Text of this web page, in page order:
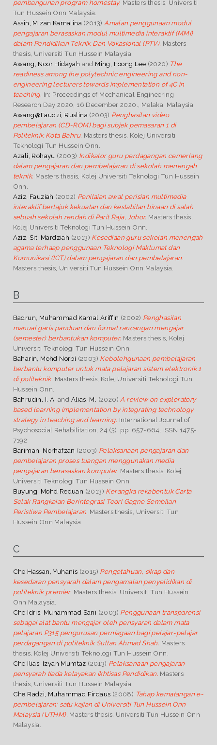
pembangunan program homestay. Masters thesis, Universiti
Tun Hussein Onn Malaysia.
Assin, Mizan Kamalina (2013) Amalan penggunaan modul
pengajaran berasaskan modul multimedia interaktif (MMI)
dalam Pendidikan Teknik Dan Vokasional (PTV). Masters
thesis, Universiti Tun Hussein Malaysia.
Awang, Noor Hidayah and Ming, Foong Lee (2020) The
readiness among the polytechnic engineering and non-
engineering lecturers towards implementation of 4C in
teaching. In: Proceedings of Mechanical Engineering
Research Day 2020, 16 December 2020., Melaka, Malaysia.
Awang@Faudzi, Ruslina (2003) Penghasilan video
pembelajaran (CD-ROM) bagi subjek pemasaran 1 di
Politeknik Kota Bahru. Masters thesis, Kolej Universiti
Teknologi Tun Hussein Onn.
Azali, Rohayu (2003) Indikator guru perdagangan cemerlang
dalam pengajaran dan pembelajaran di sekolah menengah
teknik. Masters thesis, Kolej Universiti Teknologi Tun Hussein
Onn.
Aziz, Fauziah (2002) Penilaian awal perisian multimedia
interaktif bertajuk kekuatan dan kestabilan binaan di salah
sebuah sekolah rendah di Parit Raja, Johor. Masters thesis,
Kolej Universiti Teknologi Tun Hussein Onn.
Aziz, Siti Mardziah (2013) Kesediaan guru sekolah menengah
agama terhaap penggunaan Teknologi Maklumat dan
Komunikasi (ICT) dalam pengajaran dan pembelajaran.
Masters thesis, Universiti Tun Hussein Onn Malaysia.
B
Badrun, Muhammad Kamal Ariffin (2002) Penghasilan
manual garis panduan dan format rancangan mengajar
(semester) berbantukan komputer. Masters thesis, Kolej
Universiti Teknologi Tun Hussein Onn.
Baharin, Mohd Norbi (2003) Kebolehgunaan pembelajaran
berbantu komputer untuk mata pelajaran sistem elektronik 1
di politeknik. Masters thesis, Kolej Universiti Teknologi Tun
Hussein Onn.
Bahrudin, I. A. and Alias, M. (2020) A review on exploratory
based learning implementation by integrating technology
strategy in teaching and learning. International Journal of
Psychosocial Rehabilitation, 24 (3). pp. 657-664. ISSN 1475-
7192
Bariman, Norhafzan (2003) Pelaksanaan pengajaran dan
pembelajaran proses tuangan menggunakan media
pengajaran berasaskan komputer. Masters thesis, Kolej
Universiti Teknologi Tun Hussein Onn.
Buyung, Mohd Reduan (2013) Kerangka rekabentuk Carta
Selak Rangkaian Berintegrasi Teori Gagne Sembilan
Peristiwa Pembelajaran. Masters thesis, Universiti Tun
Hussein Onn Malaysia.
C
Che Hassan, Yuhanis (2015) Pengetahuan, sikap dan
kesedaran pensyarah dalam pengamalan penyelidikan di
politeknik premier. Masters thesis, Universiti Tun Hussein
Onn Malaysia.
Che Idris, Muhammad Sani (2003) Penggunaan transparensi
sebagai alat bantu mengajar oleh pensyarah dalam mata
pelajaran P315 pengurusan perniagaan bagi pelajar-pelajar
perdagangan di politeknik Sultan Ahmad Shah. Masters
thesis, Kolej Universiti Teknologi Tun Hussein Onn.
Che Ilias, Izyan Mumtaz (2013) Pelaksanaan pengajaran
pensyarah tiada kelayakan Ikhtisas Pendidikan. Masters
thesis, Universiti Tun Hussein Malaysia.
Che Radzi, Muhammad Firdaus (2008) Tahap kematangan e-
pembelajaran: satu kajian di Universiti Tun Hussein Onn
Malaysia (UTHM). Masters thesis, Universiti Tun Hussein Onn
Malaysia.